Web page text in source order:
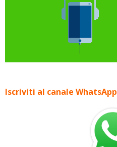
Iscriviti al canale WhatsApp